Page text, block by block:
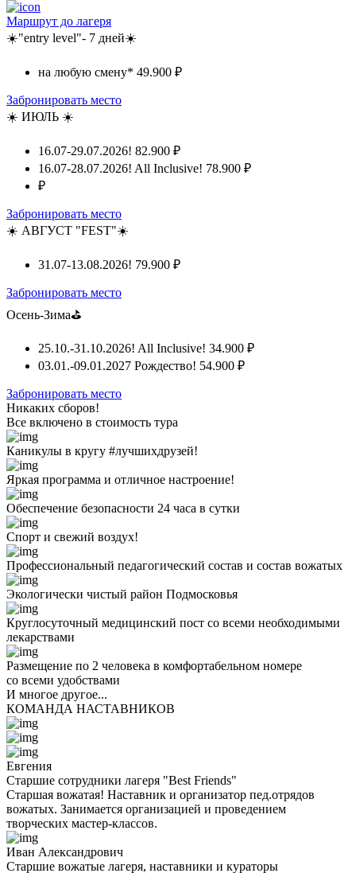
Маршрут до лагеря
☀️"entry level"- 7 дней☀️
на любую смену* 49.900 ₽
Забронировать место
☀️ ИЮЛЬ ☀️
16.07-29.07.2026! 82.900 ₽
16.07-28.07.2026! All Inclusive! 78.900 ₽
₽
Забронировать место
☀️ АВГУСТ "FEST"☀️
31.07-13.08.2026! 79.900 ₽
Забронировать место
Осень-Зима⛳
25.10.-31.10.2026! All Inclusive! 34.900 ₽
03.01.-09.01.2027 Рождество! 54.900 ₽
Забронировать место
Никаких сборов!
Все включено в стоимость тура
Каникулы в кругу #лучшихдрузей!
Яркая программа и отличное настроение!
Обеспечение безопасности 24 часа в сутки
Спорт и свежий воздух!
Профессиональный педагогический состав и состав вожатых
Экологически чистый район Подмосковья
Круглосуточный медицинский пост со всеми необходимыми
лекарствами
Размещение по 2 человека в комфортабельном номере
со всеми удобствами
И многое другое...
КОМАНДА НАСТАВНИКОВ
Евгения
Старшие сотрудники лагеря "Best Friends"
Старшая вожатая! Наставник и организатор пед.отрядов
вожатых. Занимается организацией и проведением
творческих мастер-классов.
Иван Александрович
Старшие вожатые лагеря, наставники и кураторы